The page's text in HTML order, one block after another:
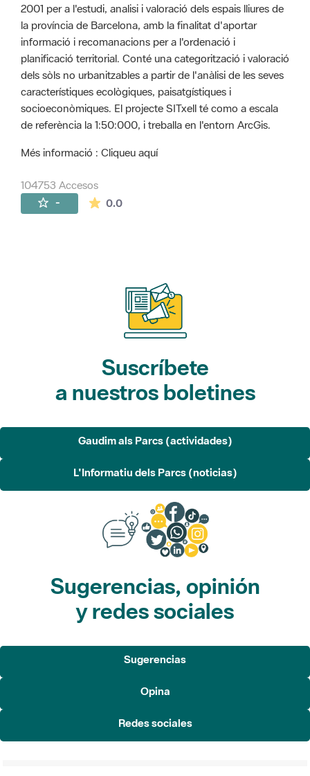
2001 per a l'estudi, analisi i valoració dels espais lliures de
la província de Barcelona, amb la finalitat d'aportar
informació i recomanacions per a l'ordenació i
planificació territorial. Conté una categorització i valoració
dels sòls no urbanitzables a partir de l'anàlisi de les seves
característiques ecològiques, paisatgístiques i
socioeconòmiques. El projecte SITxell té como a escala
de referència la 1:50:000, i treballa en l'entorn ArcGis.
Més informació : Cliqueu aquí
104753 Accesos
- 0.0La valoración media es de 0 estrellas de
Suscríbete
a nuestros boletines
Gaudim als Parcs (actividades)
L'Informatiu dels Parcs (noticias)
Sugerencias, opinión
y redes sociales
Sugerencias
Opina
Redes sociales